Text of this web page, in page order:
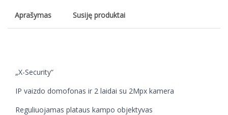
Aprašymas Susiję produktai
„X-Security“
IP vaizdo domofonas ir 2 laidai su 2Mpx kamera
Reguliuojamas plataus kampo objektyvas